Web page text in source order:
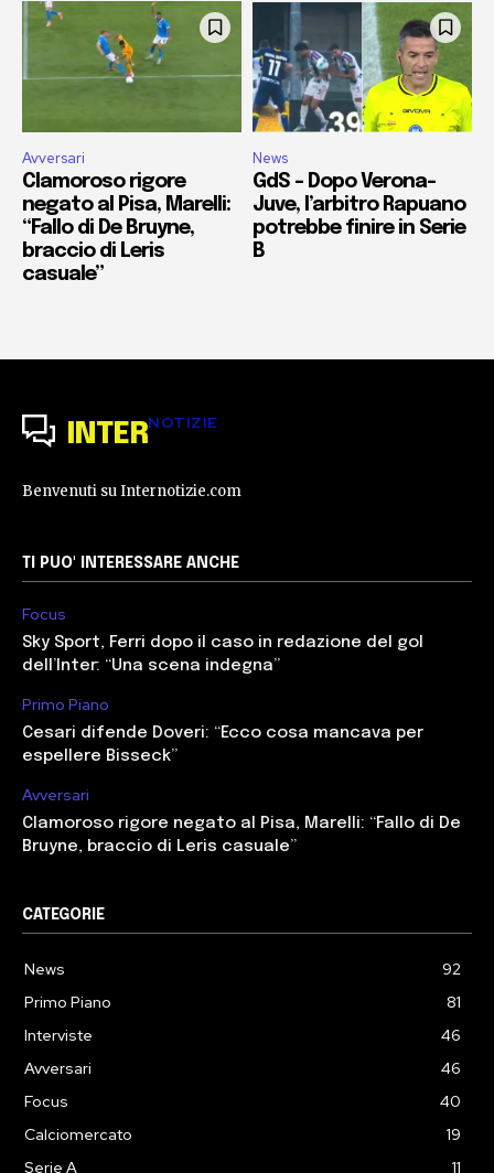
Avversari
Clamoroso rigore
negato al Pisa, Marelli:
“Fallo di De Bruyne,
braccio di Leris
casuale”
News
GdS – Dopo Verona-
Juve, l’arbitro Rapuano
potrebbe finire in Serie
B
INTERNOTIZIE
Benvenuti su Internotizie.com
TI PUO' INTERESSARE ANCHE
Focus
Sky Sport, Ferri dopo il caso in redazione del gol
dell’Inter: “Una scena indegna”
Primo Piano
Cesari difende Doveri: “Ecco cosa mancava per
espellere Bisseck”
Avversari
Clamoroso rigore negato al Pisa, Marelli: “Fallo di De
Bruyne, braccio di Leris casuale”
CATEGORIE
News
92
Primo Piano
81
Interviste
46
Avversari
46
Focus
40
Calciomercato
19
Serie A
11